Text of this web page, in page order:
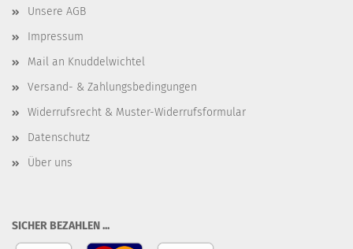
Unsere AGB
Impressum
Mail an Knuddelwichtel
Versand- & Zahlungsbedingungen
Widerrufsrecht & Muster-Widerrufsformular
Datenschutz
Über uns
SICHER BEZAHLEN ...